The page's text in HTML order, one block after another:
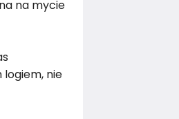
na mycie
nie